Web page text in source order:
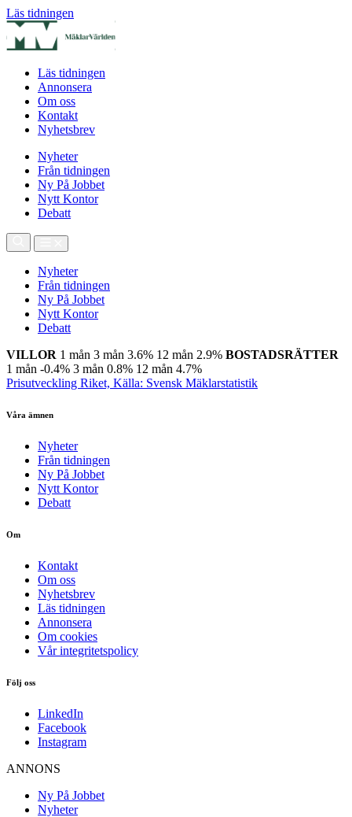
Läs tidningen
Läs tidningen
Annonsera
Om oss
Kontakt
Nyhetsbrev
Nyheter
Från tidningen
Ny På Jobbet
Nytt Kontor
Debatt
Nyheter
Från tidningen
Ny På Jobbet
Nytt Kontor
Debatt
VILLOR 1 mån 3 mån 3.6% 12 mån 2.9% BOSTADSRÄTTER
1 mån -0.4% 3 mån 0.8% 12 mån 4.7%
Prisutveckling Riket, Källa: Svensk Mäklarstatistik
Våra ämnen
Nyheter
Från tidningen
Ny På Jobbet
Nytt Kontor
Debatt
Om
Kontakt
Om oss
Nyhetsbrev
Läs tidningen
Annonsera
Om cookies
Vår integritetspolicy
Följ oss
LinkedIn
Facebook
Instagram
ANNONS
Ny På Jobbet
Nyheter